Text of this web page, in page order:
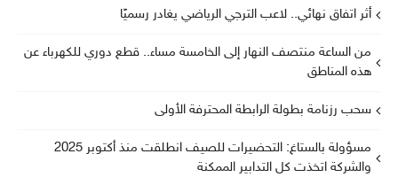
أثر اتفاق نهائي.. لاعب الترجي الرياضي يغادر رسميًا
من الساعة منتصف النهار إلى الخامسة مساء.. قطع دوري للكهرباء عن
هذه المناطق
سحب رزنامة بطولة الرابطة المحترفة الأولى
مسؤولة بالستاغ: التحضيرات للصيف انطلقت منذ أكتوبر 2025
والشركة اتخذت كل التدابير الممكنة